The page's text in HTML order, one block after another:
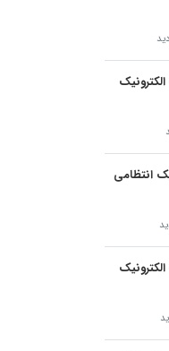
انتظامی